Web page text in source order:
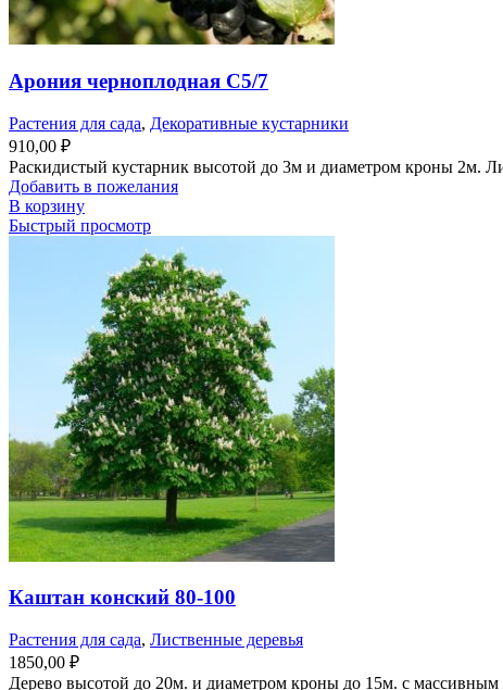
Арония черноплодная С5/7
Растения для сада, Декоративные кустарники
910,00 ₽
Раскидистый кустарник высотой до 3м и диаметром кроны 2м.
Добавить в пожелания
В корзину
Быстрый просмотр
Каштан конский 80-100
Растения для сада, Лиственные деревья
1850,00 ₽
Дерево высотой до 20м. и диаметром кроны до 15м. с